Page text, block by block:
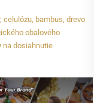
celulózu, bambus, drevo
obalového
na dosiahnutie